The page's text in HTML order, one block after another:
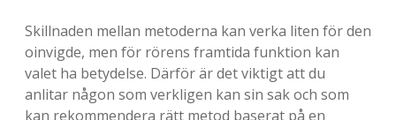
Skillnaden mellan metoderna kan verka liten för den
oinvigde, men för rörens framtida funktion kan
valet ha betydelse. Därför är det viktigt att du
anlitar någon som verkligen kan sin sak och som
kan rekommendera rätt metod baserat på en